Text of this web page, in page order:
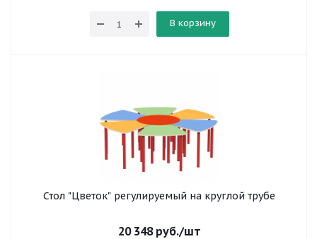
В корзину
Стол "Цветок" регулируемый на круглой трубе
20 348руб./шт